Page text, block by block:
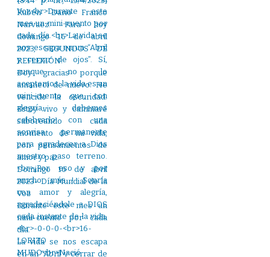
Rubén Dario Franco
Narvaez: Para hoy
domingo 16 de abril
2023, SEGUNDOS DE
REFLEXIÓN:
Doy gracias porque
amanecí de nuevo. He
vencido la oscuridad.
Estoy vivo y caminaré
saboreando cada
momento de mi vida,
con pensamientos de
amor y paz.
Domingo 16 de abril
2023- Día Mundial de la
Voz
Durante este mes un
mini-cuento por cada
día.
La vida se nos escapa
en un “Abril y cerrar de